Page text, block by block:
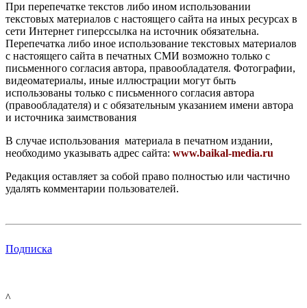
При перепечатке текстов либо ином использовании
текстовых материалов с настоящего сайта на иных ресурсах в
сети Интернет гиперссылка на источник обязательна.
Перепечатка либо иное использование текстовых материалов
с настоящего сайта в печатных СМИ возможно только с
письменного согласия автора, правообладателя. Фотографии,
видеоматериалы, иные иллюстрации могут быть
использованы только с письменного согласия автора
(правообладателя) и с обязательным указанием имени автора
и источника заимствования
В случае использования материала в печатном издании,
необходимо указывать адрес сайта: www.baikal-media.ru
Редакция оставляет за собой право полностью или частично
удалять комментарии пользователей.
Подписка
^